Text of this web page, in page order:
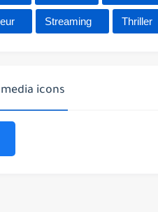
Streaming Thriller
icons